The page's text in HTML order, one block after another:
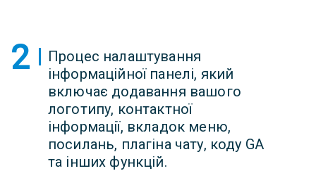
2
Процес налаштування
інформаційної панелі, який
включає додавання вашого
логотипу, контактної
інформації, вкладок меню,
посилань, плагіна чату, коду GA
та інших функцій.